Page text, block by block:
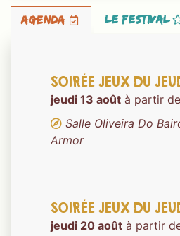
AGENDA LE FESTIVAL
SOIRÉE JEUX DU
jeudi 13 août à partir
Salle Oliveira Do
Armor
SOIRÉE JEUX DU
jeudi 20 août à partir